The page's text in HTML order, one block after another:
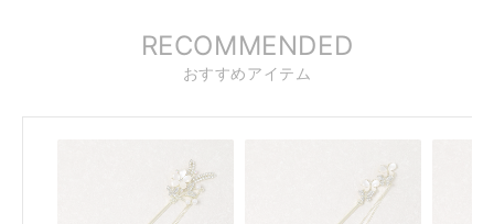
RECOMMENDED
おすすめアイテム